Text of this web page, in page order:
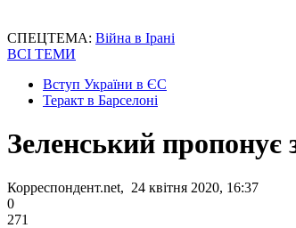
СПЕЦТЕМА: Війна в Ірані
ВСІ ТЕМИ
Вступ України в ЄС
Теракт в Барселоні
Зеленський пропонує
Корреспондент.net, 24 квітня 2020, 16:37
0
271